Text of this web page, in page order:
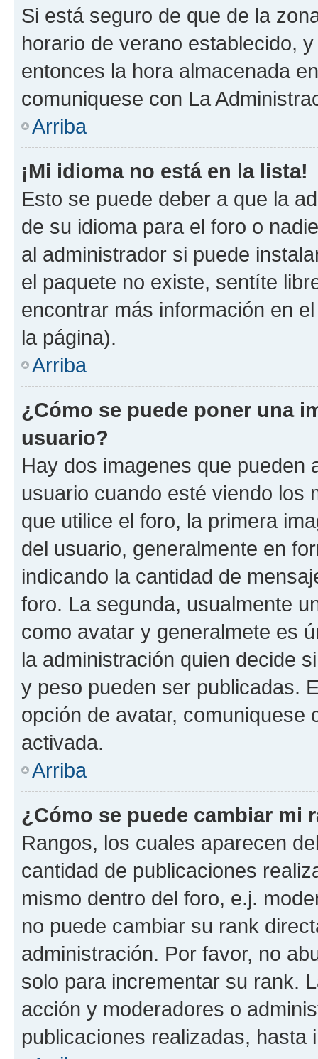
Si está seguro de que de la
horario de verano establecido,
entonces la hora almacenada
comuniquese con La
Arriba
¡Mi idioma no está en la lista!
Esto se puede deber a que la
de su idioma para el foro o
al administrador si puede
el paquete no existe, sentíte
encontrar más información en
la página).
Arriba
¿Cómo se puede poner una
usuario?
Hay dos imagenes que pueden
usuario cuando esté viendo los
que utilice el foro, la primera
del usuario, generalmente en
indicando la cantidad de
foro. La segunda, usualmente
como avatar y generalmete es
la administración quien decide
y peso pueden ser publicadas.
opción de avatar, comuniquese
activada.
Arriba
¿Cómo se puede cambiar mi
Rangos, los cuales aparecen
cantidad de publicaciones
mismo dentro del foro, e.j.
no puede cambiar su rank
administración. Por favor, no
solo para incrementar su rank.
acción y moderadores o
publicaciones realizadas, hasta